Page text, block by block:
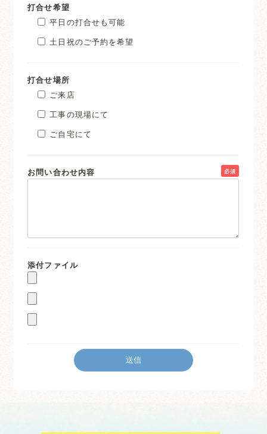
打合せ希望
平日の打合せも可能
土日祝のご予約を希望
打合せ場所
ご来店
工事の現場にて
ご自宅にて
お問い合わせ内容 必須
添付ファイル